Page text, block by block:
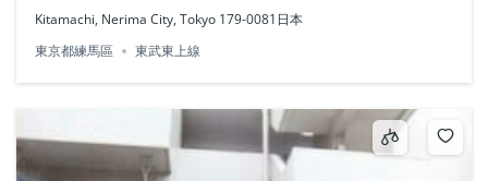
Kitamachi, Nerima City, Tokyo 179-0081日本
東京都練馬區
東武東上線